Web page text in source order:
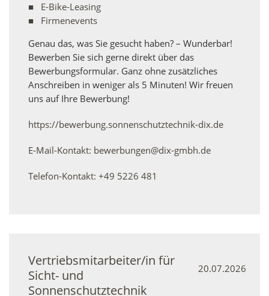
E-Bike-Leasing
Firmenevents
Genau das, was Sie gesucht haben? – Wunderbar!
Bewerben Sie sich gerne direkt über das
Bewerbungsformular. Ganz ohne zusätzliches
Anschreiben in weniger als 5 Minuten! Wir freuen
uns auf Ihre Bewerbung!
https://bewerbung.sonnenschutztechnik-dix.de
E-Mail-Kontakt: bewerbungen@dix-gmbh.de
Telefon-Kontakt: +49 5226 481
Vertriebsmitarbeiter/in für
Sicht- und
Sonnenschutztechnik
20.07.2026